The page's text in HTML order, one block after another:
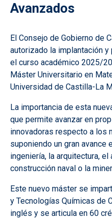
Avanzados
El Consejo de Gobierno de
autorizado la implantación
el curso académico 2025/
Máster Universitario en
Universidad de Castilla-La
La importancia de esta
que permite avanzar en
innovadoras respecto a los
suponiendo un gran avance
ingeniería, la arquitectura,
construcción naval o la
Este nuevo máster se
y Tecnologías Químicas de
inglés y se articula en 60